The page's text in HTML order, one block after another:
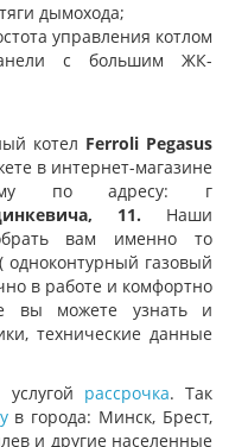
дымохода;
управления котлом
с большим ЖК-
котел Ferroli Pegasus
в интернет-магазине
по адресу: г
11. Наши
вам именно то
одноконтурный газовый
в работе и комфортно
вы можете узнать и
технические данные
рассрочка. Так
в города: Минск, Брест,
и другие населенные